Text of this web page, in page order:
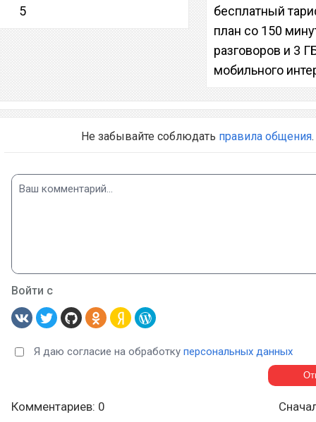
5
бесплатный
план со 150
разговоров и 3
мобильного
Не забывайте соблюдать правила общения.
Войти с
Я даю согласие на обработку персональных данных
Комментариев: 0